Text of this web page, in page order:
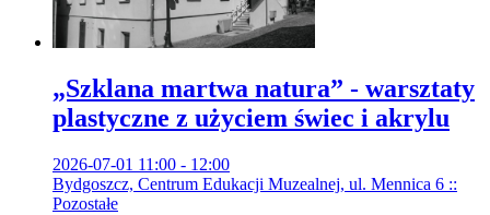
„Szklana martwa natura” - warsztaty
plastyczne z użyciem świec i akrylu
2026-07-01 11:00 - 12:00
Bydgoszcz, Centrum Edukacji Muzealnej, ul. Mennica 6 ::
Pozostałe